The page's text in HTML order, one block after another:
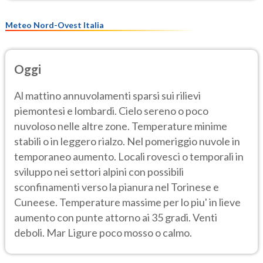
Meteo Nord-Ovest Italia
Oggi
Al mattino annuvolamenti sparsi sui rilievi
piemontesi e lombardi. Cielo sereno o poco
nuvoloso nelle altre zone. Temperature minime
stabili o in leggero rialzo. Nel pomeriggio nuvole in
temporaneo aumento. Locali rovesci o temporali in
sviluppo nei settori alpini con possibili
sconfinamenti verso la pianura nel Torinese e
Cuneese. Temperature massime per lo piu' in lieve
aumento con punte attorno ai 35 gradi. Venti
deboli. Mar Ligure poco mosso o calmo.